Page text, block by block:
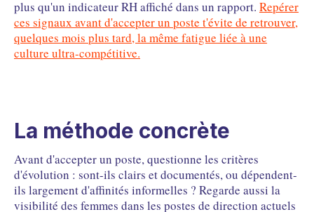
plus qu'un indicateur RH affiché dans un rapport. Repérer
ces signaux avant d'accepter un poste t'évite de retrouver,
quelques mois plus tard, la même fatigue liée à une
culture ultra-compétitive.
La méthode concrète
Avant d'accepter un poste, questionne les critères
d'évolution : sont-ils clairs et documentés, ou dépendent-
ils largement d'affinités informelles ? Regarde aussi la
visibilité des femmes dans les postes de direction actuels